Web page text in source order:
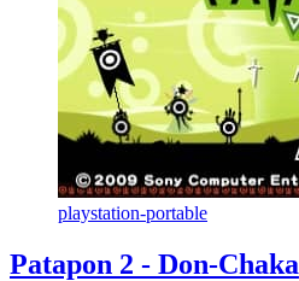
playstation-portable
Patapon 2 - Don-Chaka